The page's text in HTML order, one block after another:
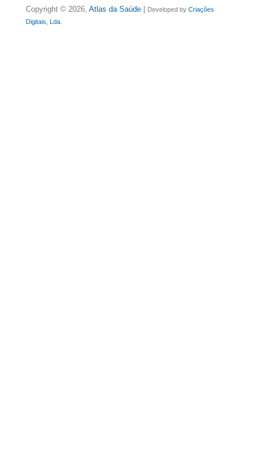
Copyright © 2026, Atlas da Saúde Developed by Criações
Digitais, Lda